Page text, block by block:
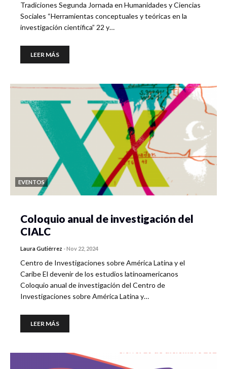
Tradiciones Segunda Jornada en Humanidades y Ciencias
Sociales “Herramientas conceptuales y teóricas en la
investigación científica” 22 y…
LEER MÁS
EVENTOS
Coloquio anual de investigación del
CIALC
Laura Gutiérrez -Nov 22, 2024
Centro de Investigaciones sobre América Latina y el
Caribe El devenir de los estudios latinoamericanos
Coloquio anual de investigación del Centro de
Investigaciones sobre América Latina y…
LEER MÁS